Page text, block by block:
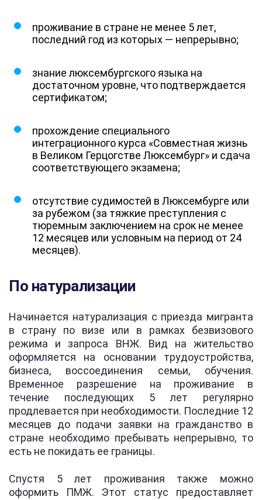
проживание в стране не менее 5 лет,
последний год из которых — непрерывно;
знание люксембургского языка на
достаточном уровне, что подтверждается
сертификатом;
прохождение специального
интеграционного курса «Совместная жизнь
в Великом Герцогстве Люксембург» и сдача
соответствующего экзамена;
отсутствие судимостей в Люксембурге или
за рубежом (за тяжкие преступления с
тюремным заключением на срок не менее
12 месяцев или условным на период от 24
месяцев).
По натурализации
Начинается натурализация с приезда мигранта
в страну по визе или в рамках безвизового
режима и запроса ВНЖ. Вид на жительство
оформляется на основании трудоустройства,
бизнеса, воссоединения семьи, обучения.
Временное разрешение на проживание в
течение последующих 5 лет регулярно
продлевается при необходимости. Последние 12
месяцев до подачи заявки на гражданство в
стране необходимо пребывать непрерывно, то
есть не покидать ее границы.
Спустя 5 лет проживания также можно
оформить ПМЖ. Этот статус предоставляет